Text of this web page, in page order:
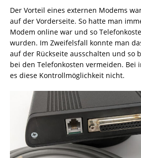
Der Vorteil eines externen Modems
auf der Vorderseite. So hatte man
Modem online war und so
wurden. Im Zweifelsfall konnte man
auf der Rückseite ausschalten und so
bei den Telefonkosten vermeiden. Bei
es diese Kontrollmöglichkeit nicht.